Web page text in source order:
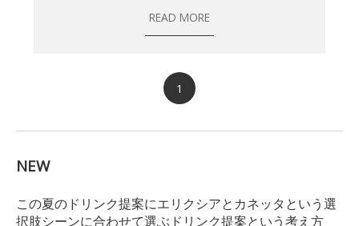
READ MORE
1
NEW
この夏のドリンク提案にエリクシアとカネッタという選
択肢シーンに合わせて選ぶドリンク提案という考え方